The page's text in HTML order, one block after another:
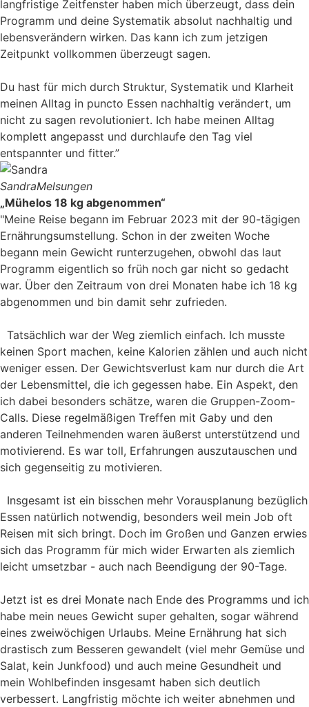
langfristige Zeitfenster haben mich überzeugt, dass dein
Programm und deine Systematik absolut nachhaltig und
lebensverändern wirken. Das kann ich zum jetzigen
Zeitpunkt vollkommen überzeugt sagen.
Du hast für mich durch Struktur, Systematik und Klarheit
meinen Alltag in puncto Essen nachhaltig verändert, um
nicht zu sagen revolutioniert. Ich habe meinen Alltag
komplett angepasst und durchlaufe den Tag viel
entspannter und fitter.”
SandraMelsungen
„Mühelos 18 kg abgenommen“
"Meine Reise begann im Februar 2023 mit der 90-tägigen
Ernährungsumstellung. Schon in der zweiten Woche
begann mein Gewicht runterzugehen, obwohl das laut
Programm eigentlich so früh noch gar nicht so gedacht
war. Über den Zeitraum von drei Monaten habe ich 18 kg
abgenommen und bin damit sehr zufrieden.
Tatsächlich war der Weg ziemlich einfach. Ich musste
keinen Sport machen, keine Kalorien zählen und auch nicht
weniger essen. Der Gewichtsverlust kam nur durch die Art
der Lebensmittel, die ich gegessen habe. Ein Aspekt, den
ich dabei besonders schätze, waren die Gruppen-Zoom-
Calls. Diese regelmäßigen Treffen mit Gaby und den
anderen Teilnehmenden waren äußerst unterstützend und
motivierend. Es war toll, Erfahrungen auszutauschen und
sich gegenseitig zu motivieren.
Insgesamt ist ein bisschen mehr Vorausplanung bezüglich
Essen natürlich notwendig, besonders weil mein Job oft
Reisen mit sich bringt. Doch im Großen und Ganzen erwies
sich das Programm für mich wider Erwarten als ziemlich
leicht umsetzbar - auch nach Beendigung der 90-Tage.
Jetzt ist es drei Monate nach Ende des Programms und ich
habe mein neues Gewicht super gehalten, sogar während
eines zweiwöchigen Urlaubs. Meine Ernährung hat sich
drastisch zum Besseren gewandelt (viel mehr Gemüse und
Salat, kein Junkfood) und auch meine Gesundheit und
mein Wohlbefinden insgesamt haben sich deutlich
verbessert. Langfristig möchte ich weiter abnehmen und